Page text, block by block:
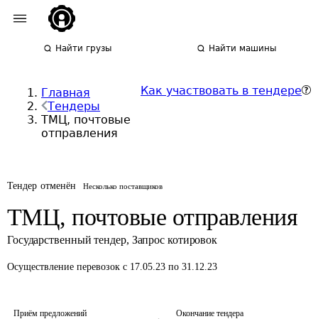
Найти грузы Найти машины
Главная
Тендеры
ТМЦ, почтовые
отправления
Как участвовать в тендере
Тендер отменён Несколько поставщиков
ТМЦ, почтовые отправления
Государственный тендер, Запрос котировок
Осуществление перевозок с 17.05.23 по 31.12.23
Приём предложений
Окончание тендера